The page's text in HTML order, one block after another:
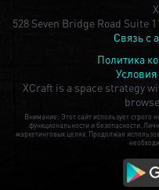
528 Seven Bridge Road Suite
Связь с
Политика
XCraft is a space strategy
Внимание: Этот сайт использует
функциональности и безопасности.
маркетинговых целях. Продолжая